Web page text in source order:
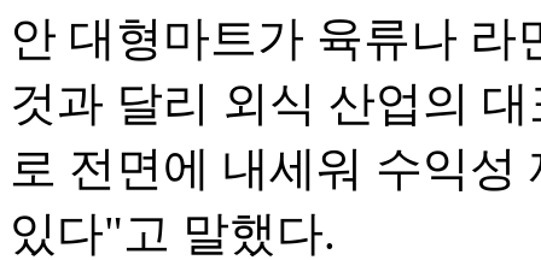
안 대형마트가 육류나
것과 달리 외식 산업의
로 전면에 내세워 수익성
있다"고 말했다.